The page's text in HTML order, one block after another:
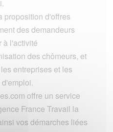
proposition d'offres
des demandeurs
à l'activité
des chômeurs, et
entreprises et les
offre un service
France Travail la
vos démarches liées